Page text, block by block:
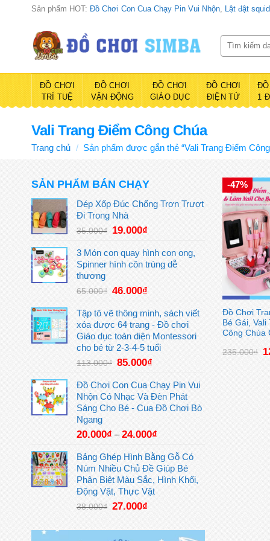
Sản phẩm HOT: Đồ Chơi Con Cua Chạy Pin Vui Nhộn, Lật đật
Tìm
kiếm:
ĐỒ CHƠI
TRÍ TUỆ
ĐỒ CHƠI
VẬN ĐỘNG
ĐỒ CHƠI
GIÁO DỤC
ĐỒ CHƠI
ĐIỆN TỬ
ĐỒ
1
Vali Trang Điểm Công Chúa
Trang chủ / Sản phẩm được gắn thẻ “Vali Trang Điểm
SẢN PHẨM BÁN CHẠY
Dép Xốp Đúc Chống Trơn Trượt
Đi Trong Nhà
35.000₫ Giá
là:
35.000₫.
19.000₫
tại
là:
3 Món con quay hình con ong,
Spinner hình côn trùng dễ
thương
65.000₫ Giá
là:
65.000₫.
46.000₫
tại
là:
46.000₫.
Tập tô vẽ thông minh, sách viết
xóa được 64 trang - Đồ chơi
Giáo dục toàn diện Montessori
cho bé từ 2-3-4-5 tuổi
113.000₫ Giá
là:
113.000₫.
85.000₫
tại
là:
85.000₫.
Đồ Chơi Con Cua Chạy Pin Vui
Nhộn Có Nhạc Và Đèn Phát
Sáng Cho Bé - Cua Đồ Chơi Bò
Ngang
20.000₫ –24.000₫
Bảng Ghép Hình Bằng Gỗ Có
Núm Nhiều Chủ Đề Giúp Bé
Phân Biệt Màu Sắc, Hình Khối,
Động Vật, Thực Vật
38.000₫ Giá
là:
27.000₫
tại
-47%
Đồ Chơi
Bé Gái, Vali
Công Chúa
235.000₫